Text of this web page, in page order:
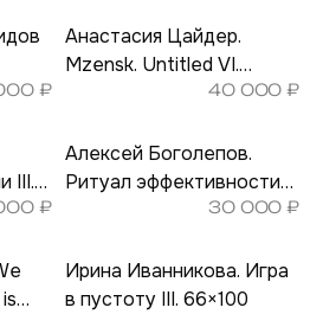
₽
III.
₽
Анастасия Цайдер.
Mzensk. Untitled VI.
40 000₽
Алексей Боголепов.
Ритуал эффективности
30 000₽
Ирина Иванникова. Игра
в пустоту III. 66×100